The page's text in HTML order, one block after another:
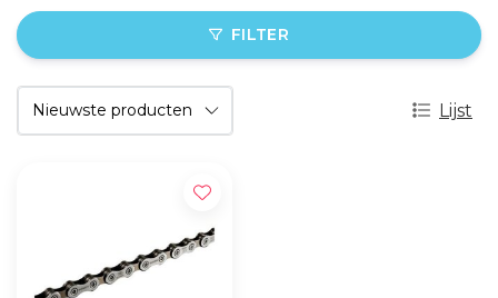
FILTER
Lijst